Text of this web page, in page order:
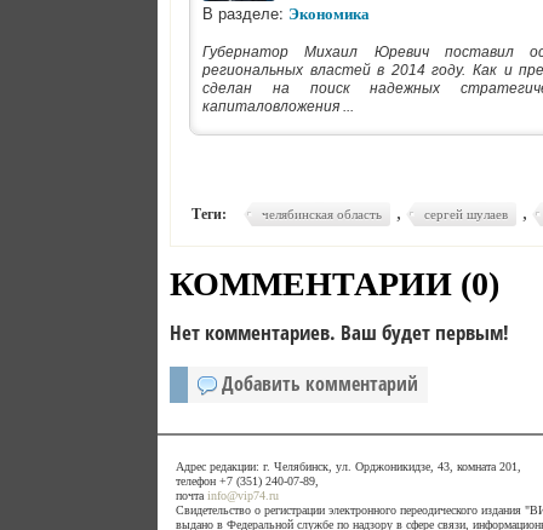
В разделе: Экономика
Губернатор Михаил Юревич поставил
региональных властей в 2014 году. Как и
сделан на поиск надежных
капиталовложения ...
Теги: челябинская область , сергей шулаев ,
КОММЕНТАРИИ (0)
Нет комментариев. Ваш будет первым!
Добавить комментарий
Адрес редакции: г. Челябинск, ул. Орджоникидзе, 43, комната 201,
телефон +7 (351) 240-07-89,
почта info@vip74.ru
Свидетельство о регистрации электронного переодического
выдано в Федеральной службе по надзору в сфере связи,